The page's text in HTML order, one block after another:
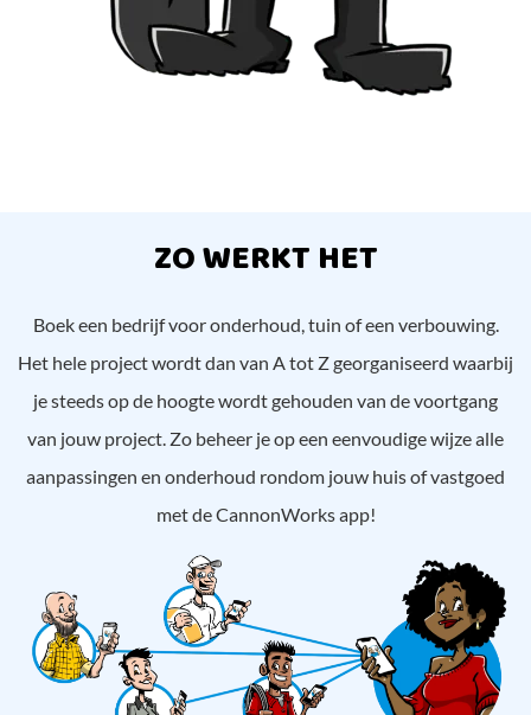
ZO WERKT HET
Boek een bedrijf voor onderhoud, tuin of een verbouwing.
Het hele project wordt dan van A tot Z georganiseerd waarbij
je steeds op de hoogte wordt gehouden van de voortgang
van jouw project. Zo beheer je op een eenvoudige wijze alle
aanpassingen en onderhoud rondom jouw huis of vastgoed
met de CannonWorks app!